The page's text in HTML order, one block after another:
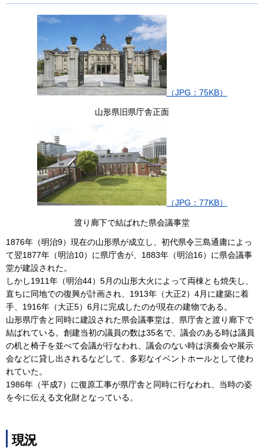
（JPG：75KB）
山形県旧県庁舎正面
（JPG：77KB）
渡り廊下で結ばれた県会議事堂
1876年（明治9）現在の山形県が成立し、初代県令三島通庸によっ
て翌1877年（明治10）に県庁舎が、1883年（明治16）に県会議事
堂が建設された。
しかし1911年（明治44）5月の山形大火によって両棟とも焼失し、
直ちに同地での復興が計画され、1913年（大正2）4月に建築に着
手、1916年（大正5）6月に完成したのが現在の建物である。
山形県庁舎と同時に建設された県会議事堂は、県庁舎と渡り廊下で
結ばれている。創建当初の議員の数は35名で、議会のある時は議員
の机と椅子を並べて会議が行なわれ、議会のない時は演奏会や展示
会などに貸し出されるなどして、多彩なイベントホールとして使わ
れていた。
1986年（平成7）に復原工事が県庁舎と同時に行なわれ、当時の姿
を今に伝える文化財となっている。
現況